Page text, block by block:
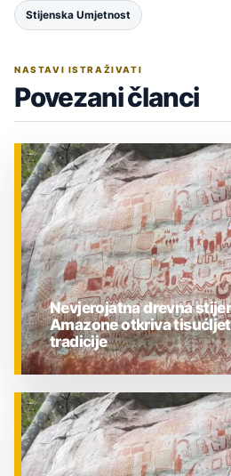
Stijenska Umjetnost
NASTAVI ISTRAŽIVATI
Povezani članci
ZNANOST
Nevjerojatna drevna
Amazone otkriva
tradicije